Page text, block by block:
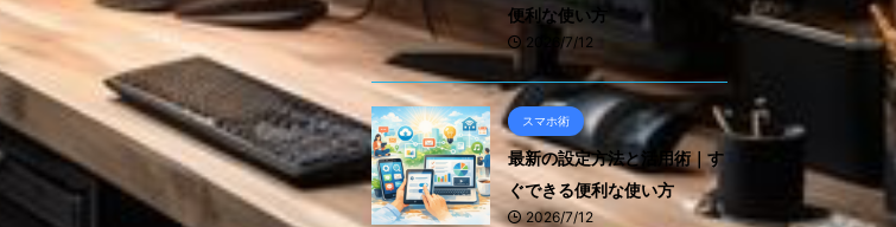
便利な使い方
2026/7/12
スマホ術
最新の設定方法と活用術｜す
ぐできる便利な使い方
2026/7/12